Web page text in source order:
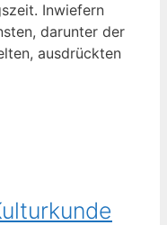
Inwie­fern
dar­un­ter der
aus­drück­ten